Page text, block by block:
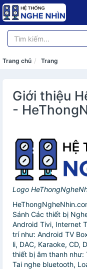
Trang chủ Trang
Giới thiệu
-
Logo
Sánh Các thiết bị
Android Tivi, Internet
trí như: Android TV
li, DAC, Karaoke, CD,
thiết bị âm thanh như:
Tai nghe bluetooth,